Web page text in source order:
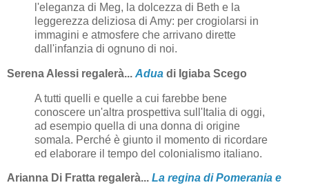
l'eleganza di Meg, la dolcezza di Beth e la
leggerezza deliziosa di Amy: per crogiolarsi in
immagini e atmosfere che arrivano dirette
dall'infanzia di ognuno di noi.
Serena Alessi regalerà... Adua di Igiaba Scego
A tutti quelli e quelle a cui farebbe bene
conoscere un'altra prospettiva sull'Italia di oggi,
ad esempio quella di una donna di origine
somala. Perché è giunto il momento di ricordare
ed elaborare il tempo del colonialismo italiano.
Arianna Di Fratta regalerà... La regina di Pomerania e